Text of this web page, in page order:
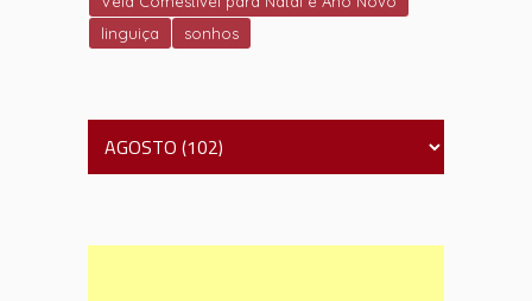
linguiça
sonhos